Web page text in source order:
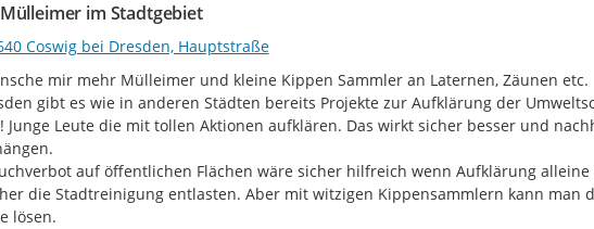
im Stadtgebiet
Coswig bei Dresden, Hauptstraße
mir mehr Mülleimer und kleine Kippen Sammler an Laternen, Zäunen etc.
gibt es wie in anderen Städten bereits Projekte zur Aufklärung der
Junge Leute die mit tollen Aktionen aufklären. Das wirkt sicher besser und
auf öffentlichen Flächen wäre sicher hilfreich wenn Aufklärung
die Stadtreinigung entlasten. Aber mit witzigen Kippensammlern kann man
lösen.